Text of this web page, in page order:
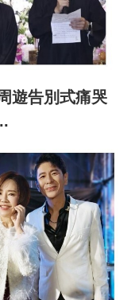
遊告別式痛哭